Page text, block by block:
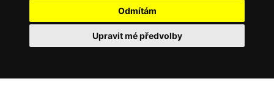
Odmítám
Upravit mé předvolby